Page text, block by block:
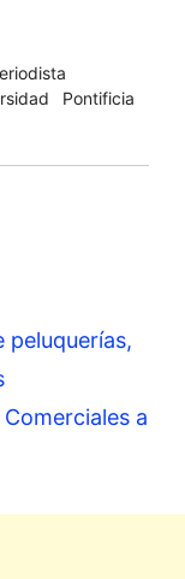
Pontificia
peluquerías,
a